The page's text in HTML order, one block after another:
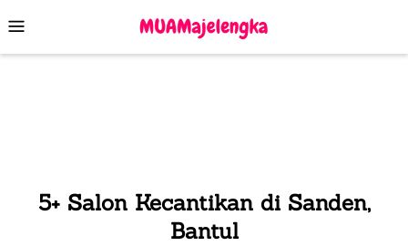
to
contentMenu
5+ Salon Kecantikan di Sanden,
Bantul